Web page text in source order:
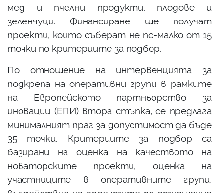
мед и пчелни продукти, плодове и
зеленчуци. Финансиране ще получат
проекти, които съберат не по-малко от 15
точки по критериите за подбор.
По отношение на интервенцията за
подкрепа на оперативни групи в рамките
на Европейското партньорство за
иновации (ЕПИ) втора стъпка, се предлага
минималният праг за допустимост да бъде
35 точки. Критериите за подбор са
базирани на оценка на качеството на
новаторските проекти, оценка на
участниците в оперативните групи,